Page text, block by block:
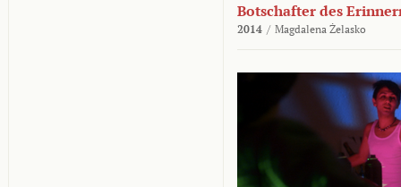
Botschafter des
2014 / Magdalena Żelasko